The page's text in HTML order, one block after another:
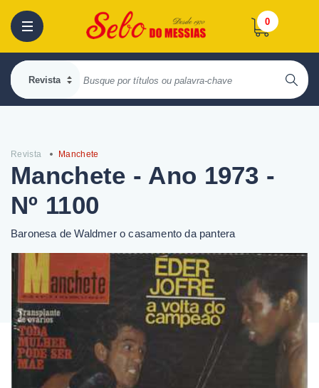
0
Revista Manchete
Manchete - Ano 1973 -
Nº 1100
Baronesa de Waldmer o casamento da pantera